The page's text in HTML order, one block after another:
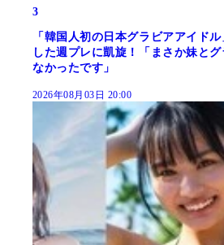
3
「韓国人初の日本グラビアアイド
した週プレに凱旋！「まさか妹と
なかったです」
2026年08月03日 20:00